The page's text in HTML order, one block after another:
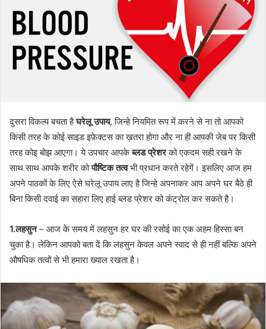
दुसरा विकल्प बचता हैघरेलू उपाय, जिन्हे नियमित रूप में करने से ना तो आपको
किसी तरह के कोई साइड इफ़ेक्टस का ख़तरा होगा और ना ही आपकी जेब पर किसी
तरह कोइ बोझ आएगा। ये उपचार आपकेब्लड प्रेशरको एकदम सही रखने के
साथ साथ आपके शरीर कोपौष्टिक तत्वभी प्रधान करते रहेगें। इसलिए आज हम
अपने पाठकों के लिए ऐसे घरेलू उपाय लाए है जिन्हे अपनाकर आप अपने घर बैठे ही
बिना किसी दवाई का सहारा लिए हाई ब्लड प्रेशर को कंट्रोल कर सकते है।
1.लहसुन– आज के समय में लहसुन हर घर की रसोई का एक अहम हिस्सा बन
चुका है। लेकिन आपको बता दें कि लहसुन केवल अपने स्वाद से ही नहीं बल्कि अपने
औषधिक तत्वों से भी हमारा ख्याल रखता है।